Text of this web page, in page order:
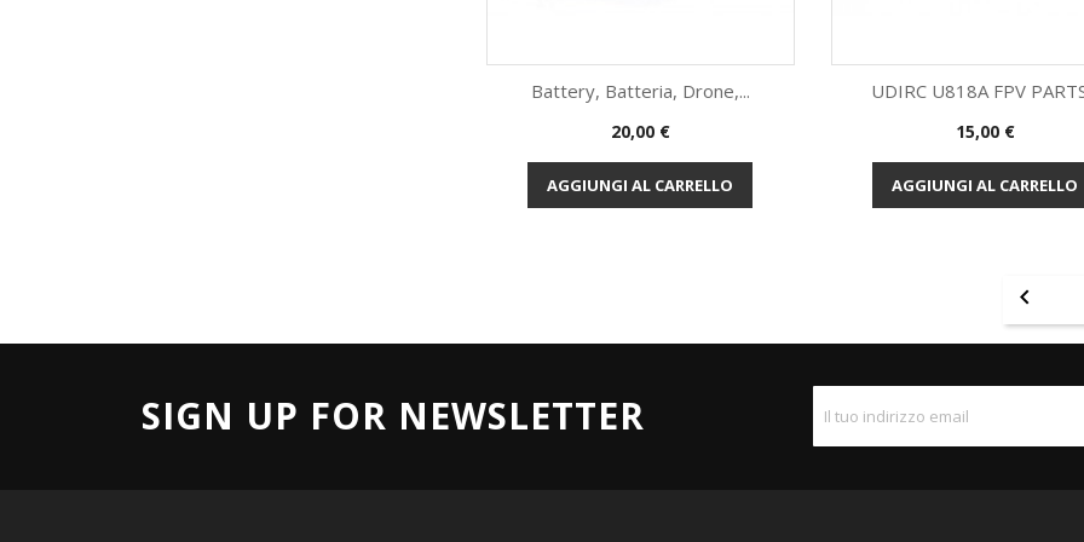
Anteprima
Battery, Batteria, Drone,...
Prezzo
20,00 €
AGGIUNGI AL CARRELLO
Anteprima
UDIRC U818A FPV
Prezzo
15,00 €
AGGIUNGI AL CARRELLO

SIGN UP FOR NEWSLETTER